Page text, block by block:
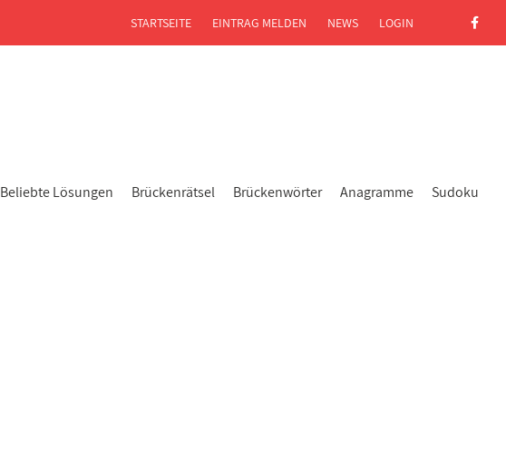
Beliebte Lösungen Brückenrätsel Brückenwörter Anagramme Sudoku
STARTSEITE EINTRAG MELDEN NEWS LOGIN